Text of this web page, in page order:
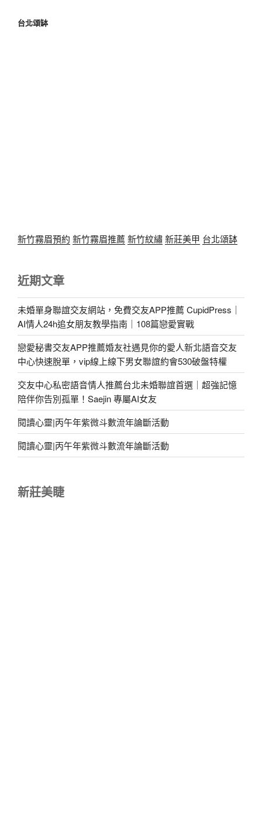
台北頌缽
新竹霧眉預約 新竹霧眉推薦 新竹紋繡新莊美甲 台北頌缽
近期文章
未婚單身聯誼交友網站，免費交友APP推薦 CupidPress｜
AI情人24h追女朋友教學指南｜108篇戀愛實戰
戀愛秘書交友APP推薦婚友社遇見你的愛人新北語音交友
中心快速脫單，vip線上線下男女聯誼約會530破盤特權
交友中心私密語音情人推薦台北未婚聯誼首選｜超強記憶
陪伴你告別孤單！Saejin 專屬AI女友
閱讀心靈|丙午年紫微斗數流年論斷活動
閱讀心靈|丙午年紫微斗數流年論斷活動
新莊美睫